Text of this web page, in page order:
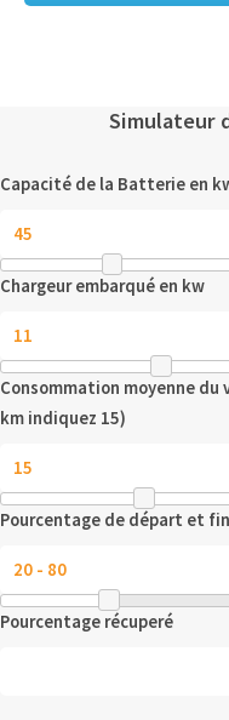
Simulateur
Capacité de la Batterie en
Chargeur embarqué en kw
Consommation moyenne du
km indiquez 15)
Pourcentage de départ et
Pourcentage récuperé